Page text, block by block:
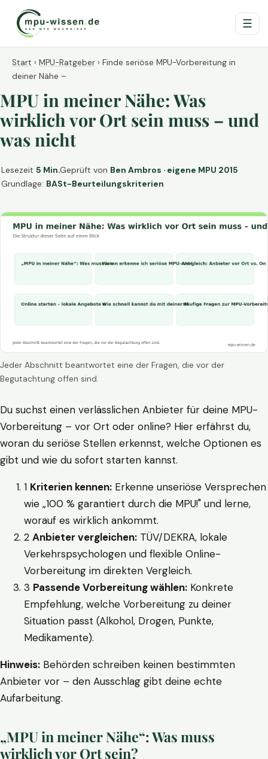
☰
Start › MPU-Ratgeber › Finde seriöse MPU-Vorbereitung in
deiner Nähe –
MPU in meiner Nähe: Was
wirklich vor Ort sein muss – und
was nicht
Lesezeit 5 Min.Geprüft von Ben Ambros · eigene MPU 2015
Grundlage: BASt-Beurteilungskriterien
Jeder Abschnitt beantwortet eine der Fragen, die vor der
Begutachtung offen sind.
Du suchst einen verlässlichen Anbieter für deine MPU-
Vorbereitung – vor Ort oder online? Hier erfährst du,
woran du seriöse Stellen erkennst, welche Optionen es
gibt und wie du sofort starten kannst.
1 Kriterien kennen: Erkenne unseriöse Versprechen
wie „100 % garantiert durch die MPU!" und lerne,
worauf es wirklich ankommt.
2 Anbieter vergleichen: TÜV/DEKRA, lokale
Verkehrspsychologen und flexible Online-
Vorbereitung im direkten Vergleich.
3 Passende Vorbereitung wählen: Konkrete
Empfehlung, welche Vorbereitung zu deiner
Situation passt (Alkohol, Drogen, Punkte,
Medikamente).
Hinweis: Behörden schreiben keinen bestimmten
Anbieter vor – den Ausschlag gibt deine echte
Aufarbeitung.
„MPU in meiner Nähe“: Was muss
wirklich vor Ort sein?